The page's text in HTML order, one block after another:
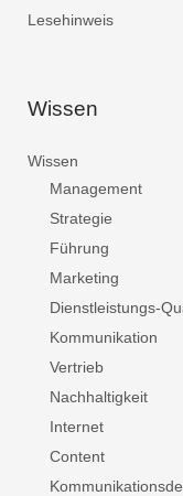
Lesehinweis
Wissen
Wissen
Management
Strategie
Führung
Marketing
Dienstleistungs-
Kommunikation
Vertrieb
Nachhaltigkeit
Internet
Content